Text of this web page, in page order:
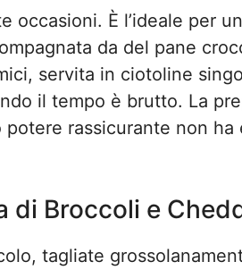
occasioni. È l’ideale per
da del pane
servita in ciotoline
il tempo è brutto. La
potere rassicurante non
di Broccoli e
tagliate